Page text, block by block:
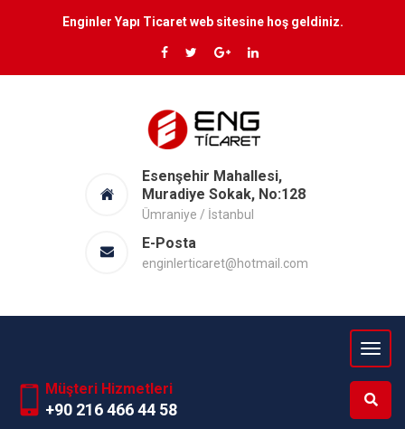
Enginler Yapı Ticaret web sitesine hoş geldiniz.
Esenşehir Mahallesi,
Muradiye Sokak, No:128
Ümraniye / İstanbul
E-Posta
enginlerticaret@hotmail.com
Müşteri Hizmetleri
+90 216 466 44 58